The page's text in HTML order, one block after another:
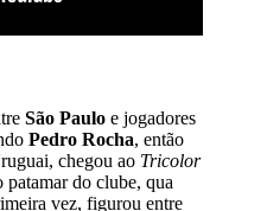
São Paulo e jogadores
Pedro Rocha, então
chegou ao Tricolor
patamar do clube, qua
vez, figurou entre